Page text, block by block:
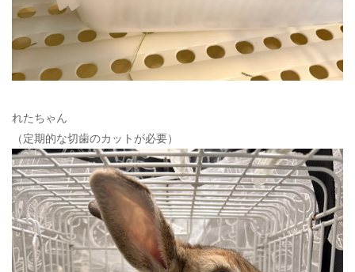
れたちゃん
（定期的な切歯のカットが必要）